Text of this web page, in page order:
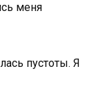
меня
пустоты. Я